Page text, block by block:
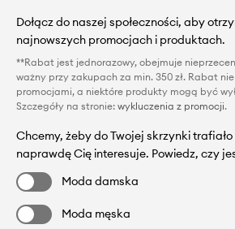
Dołącz do naszej społeczności, aby
najnowszych promocjach i produktach.
**Rabat jest jednorazowy, obejmuje
ważny przy zakupach za min. 350 zł. Rabat
promocjami, a niektóre produkty mogą być
Szczegóły na stronie: wykluczenia z promocji.
Chcemy, żeby do Twojej skrzynki
naprawdę Cię interesuje. Powiedz, czy
Moda damska
Moda męska